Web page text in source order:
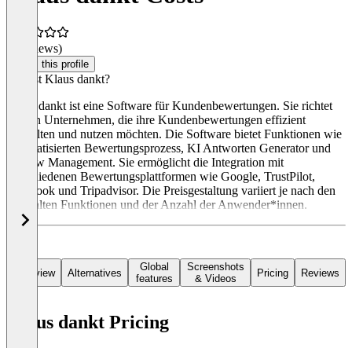
(0 reviews)
Claim this profile
Was ist Klaus dankt?
Klaus dankt ist eine Software für Kundenbewertungen. Sie richtet
sich an Unternehmen, die ihre Kundenbewertungen effizient
verwalten und nutzen möchten. Die Software bietet Funktionen wie
automatisierten Bewertungsprozess, KI Antworten Generator und
Review Management. Sie ermöglicht die Integration mit
verschiedenen Bewertungsplattformen wie Google, TrustPilot,
Facebook und Tripadvisor. Die Preisgestaltung variiert je nach den
gewählten Funktionen und der Anzahl der Anwender*innen.
Overview Alternatives
Global
features
Screenshots
& Videos
Pricing Reviews
Klaus dankt Pricing